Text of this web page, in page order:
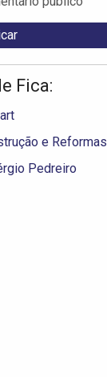
Fica:
e Reformas
Pedreiro